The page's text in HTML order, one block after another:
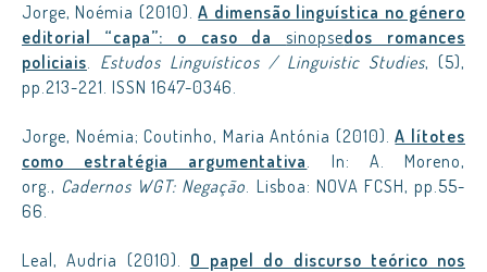
Jorge, Noémia (2010).A dimensão linguística no género
editorial “capa”: o caso dasinopsedos romances
policiais. Estudos Linguísticos / Linguistic Studies, (5),
pp.213-221. ISSN 1647-0346.
Jorge, Noémia; Coutinho, Maria Antónia (2010).A lítotes
como estratégia argumentativa. In: A. Moreno,
org., Cadernos WGT: Negação. Lisboa: NOVA FCSH, pp.55-
66.
Leal, Audria (2010). O papel do discurso teórico nos